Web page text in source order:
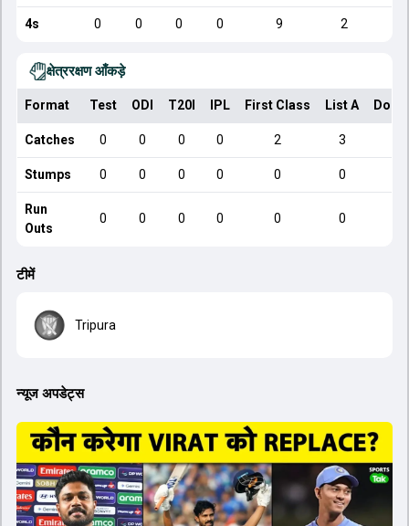
4s 0 0 0 0 9 2
क्षेत्ररक्षण आँकड़े
Format Test ODI T20I IPL First Class List A
Catches 0 0 0 0 2 3
Stumps 0 0 0 0 0 0
Run
Outs
0 0 0 0 0 0
टीमें
Tripura
न्यूज अपडेट्स